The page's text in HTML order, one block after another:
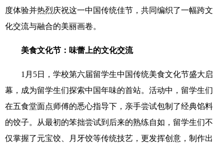
度体验并热烈庆祝这一中国传统佳节，共同编织了一幅跨文
化交流与融合的美丽画卷。
美食文化节：味蕾上的文化交流
1 月 5日，学校第六届留学生中国传统美食文化节盛大启
幕，成为留学生们探索中国年味的首站。活动中，留学生们
在五食堂面点师傅的悉心指导下，亲手尝试包制了经典馅料
的饺子。从最初的笨拙尝试到后来的熟练自如，留学生们不
仅掌握了元宝饺、月牙饺等传统技艺，更发挥创意，制作出